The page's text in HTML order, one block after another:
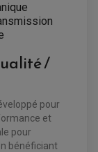
/
pour
et
pour
bénéficiant